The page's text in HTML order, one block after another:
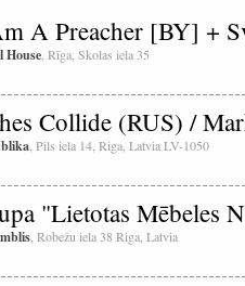
A Preacher [BY] +
House , Rīga, Skolas iela 35
Collide (RUS) /
, Pils iela 14, Riga, Latvia LV-1050
"Lietotas Mēbeles
, Robežu iela 38 Riga, Latvia